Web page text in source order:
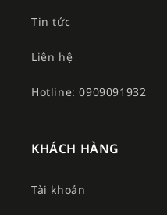
Tin tức
Liên hệ
Hotline: 0909091932
KHÁCH HÀNG
Tài khoản